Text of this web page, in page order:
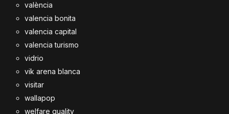
valència
valencia bonita
valencia capital
valencia turismo
vidrio
vik arena blanca
visitar
wallapop
welfare quality